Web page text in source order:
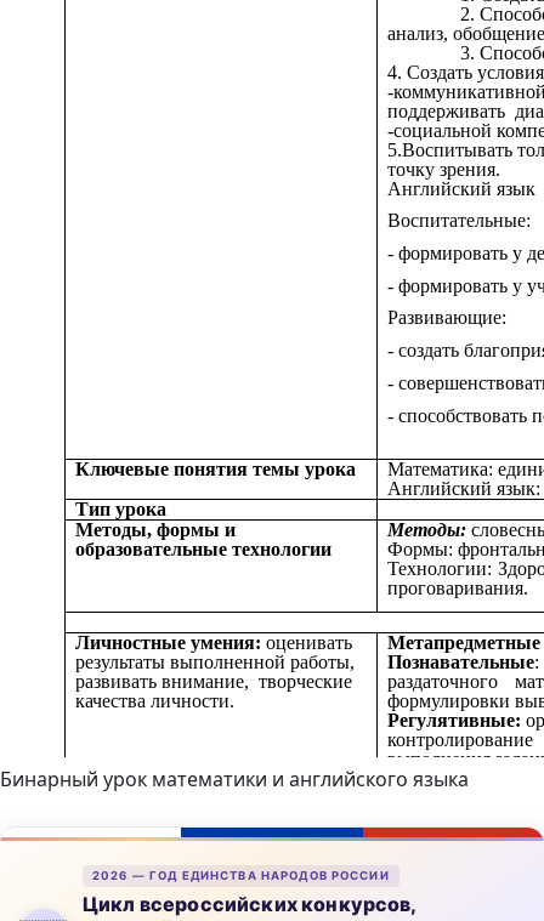
Бинарный урок математики и английского языка
2026 — ГОД ЕДИНСТВА НАРОДОВ РОССИИ
Цикл всероссийских конкурсов,